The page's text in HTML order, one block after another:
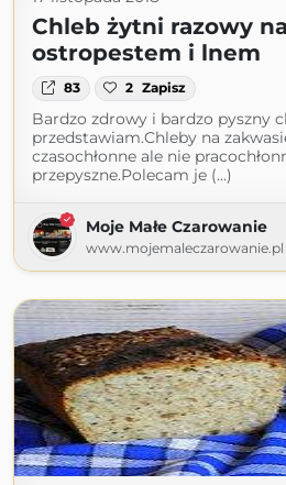
Chleb żytni razowy
ostropestem i lnem
83 2 Zapisz
Bardzo zdrowy i bardzo pyszny
przedstawiam.Chleby na
czasochłonne ale nie
przepyszne.Polecam je (...)
Moje Małe Czarowanie
www.mojemaleczarowanie.pl